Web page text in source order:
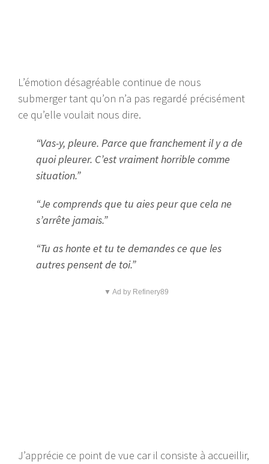
L’émotion désagréable continue de nous
submerger tant qu’on n’a pas regardé précisément
ce qu’elle voulait nous dire.
“Vas-y, pleure. Parce que franchement il y a de
quoi pleurer. C’est vraiment horrible comme
situation.”
“Je comprends que tu aies peur que cela ne
s’arrête jamais.”
“Tu as honte et tu te demandes ce que les
autres pensent de toi.”
▼ Ad by Refinery89
J’apprécie ce point de vue car il consiste à accueillir,